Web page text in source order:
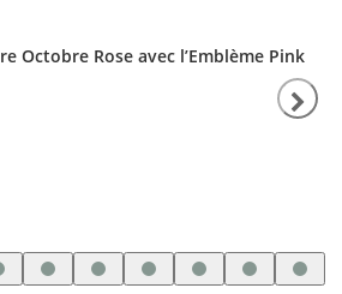
Octobre Rose avec l’Emblème Pink